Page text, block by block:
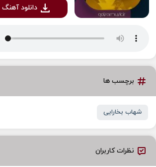
دانلود آهنگ
برچسب ها
شهاب بخارایی
نظرات کاربران